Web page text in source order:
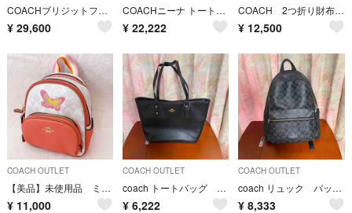
COACHブリジットフラップショルダーバッグ
¥ 29,600
COACHニーナ トートバッグ
¥ 22,222
COACH 2つ折り財布 ホースキャリッジ ミニウォレットコンパクト
¥ 12,500
COACH OUTLET
【美品】未使用品 ミニリュック 旅行 オレンジC8527 バタフライ 蝶 🦋
¥ 11,000
COACH OUTLET
coach トートバッグ 黒 ブラック 無地 A4
¥ 6,222
COACH OUTLET
coach リュック バックパック モノグラム ブラック モノトーン
¥ 8,333